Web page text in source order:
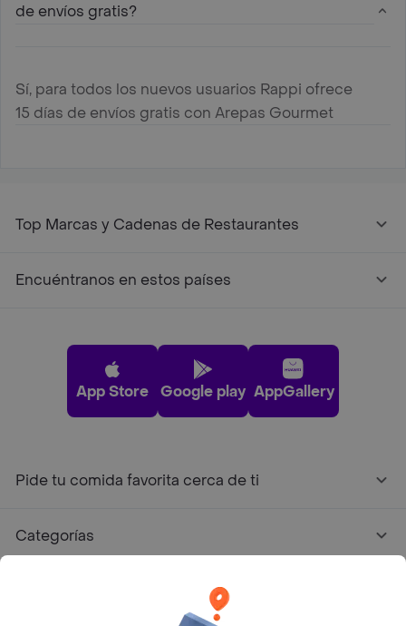
de envíos gratis?
Sí, para todos los nuevos usuarios Rappi ofrece
15 días de envíos gratis con Arepas Gourmet
Top Marcas y Cadenas de Restaurantes
Encuéntranos en estos países
App Store Google play AppGallery
Pide tu comida favorita cerca de ti
Categorías